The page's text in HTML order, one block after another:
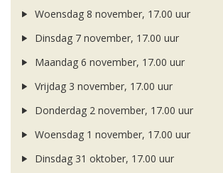
Woensdag 8 november, 17.00 uur
Dinsdag 7 november, 17.00 uur
Maandag 6 november, 17.00 uur
Vrijdag 3 november, 17.00 uur
Donderdag 2 november, 17.00 uur
Woensdag 1 november, 17.00 uur
Dinsdag 31 oktober, 17.00 uur